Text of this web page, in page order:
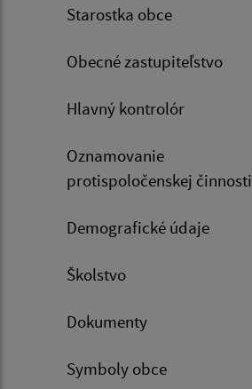
Starostka obce
Obecné zastupiteľstvo
Hlavný kontrolór
Oznamovanie
protispoločenskej činnosti
Demografické údaje
Školstvo
Dokumenty
Symboly obce